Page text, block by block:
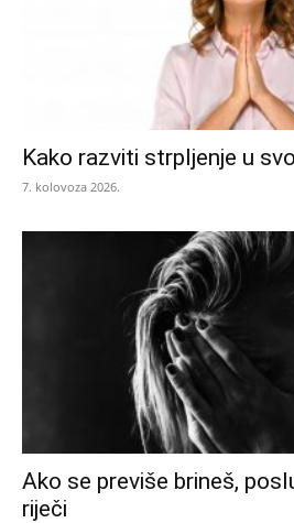
Kako razviti strpljenje u
7. kolovoza 2026.
Ako se previše brineš,
riječi